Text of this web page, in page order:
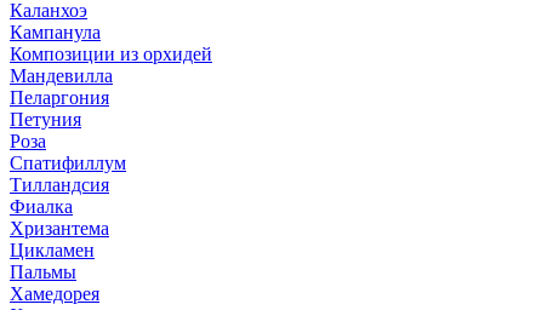
Каланхоэ
Кампанула
Композиции из орхидей
Мандевилла
Пеларгония
Петуния
Роза
Спатифиллум
Тилландсия
Фиалка
Хризантема
Цикламен
Пальмы
Хамедорея